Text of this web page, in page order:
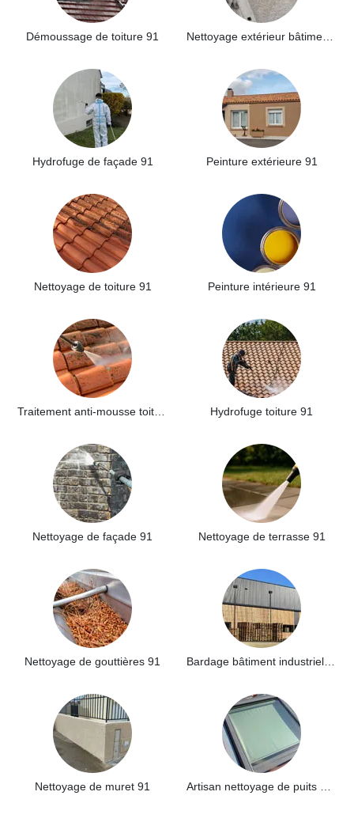
Démoussage de toiture 91
Hydrofuge de façade 91 Peinture extérieure 91
Nettoyage de toiture 91 Peinture intérieure 91
Hydrofuge toiture 91
Nettoyage de façade 91 Nettoyage de terrasse 91
Nettoyage de gouttières 91
Nettoyage de muret 91